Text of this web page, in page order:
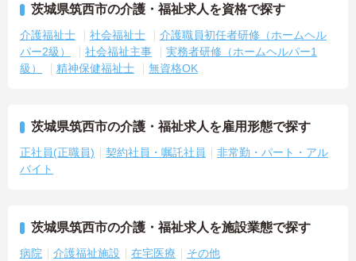
茨城県筑西市の介護・福祉求人を資格で探す
介護福祉士 社会福祉士
介護職員初任者研修（ホームヘル
パー2級）
社会福祉主事
実務者研修（ホームヘルパー1
級）
精神保健福祉士 無資格OK
茨城県筑西市の介護・福祉求人を雇用形態で探す
正社員(正職員) 契約社員・嘱託社員
非常勤・パート・アル
バイト
茨城県筑西市の介護・福祉求人を施設業態で探す
病院 介護福祉施設 在宅医療 その他